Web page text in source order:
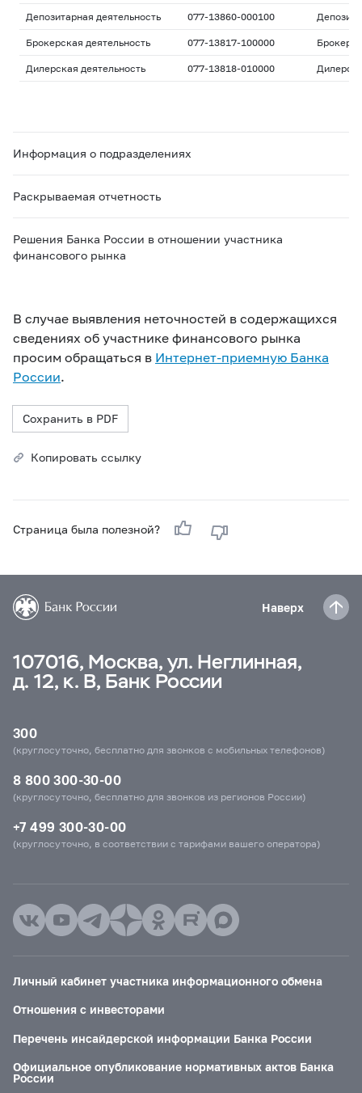
Депозитарная деятельность 077-13860-000100
Брокерская деятельность 077-13817-100000
Дилерская деятельность 077-13818-010000
Информация о подразделениях
Раскрываемая отчетность
Решения Банка России в отношении участника
финансового рынка
В случае выявления неточностей в содержащихся
сведениях об участнике финансового рынка
просим обращаться в Интернет-приемную Банка
России.
Сохранить в PDF
Копировать ссылку
Страница была полезной?
Наверх
107016, Москва, ул. Неглинная,
д. 12, к. В, Банк России
300
(круглосуточно, бесплатно для звонков с мобильных телефонов)
8 800 300-30-00
(круглосуточно, бесплатно для звонков из регионов России)
+7 499 300-30-00
(круглосуточно, в соответствии с тарифами вашего оператора)
Личный кабинет участника информационного обмена
Отношения с инвесторами
Перечень инсайдерской информации Банка России
Официальное опубликование нормативных актов Банка
России